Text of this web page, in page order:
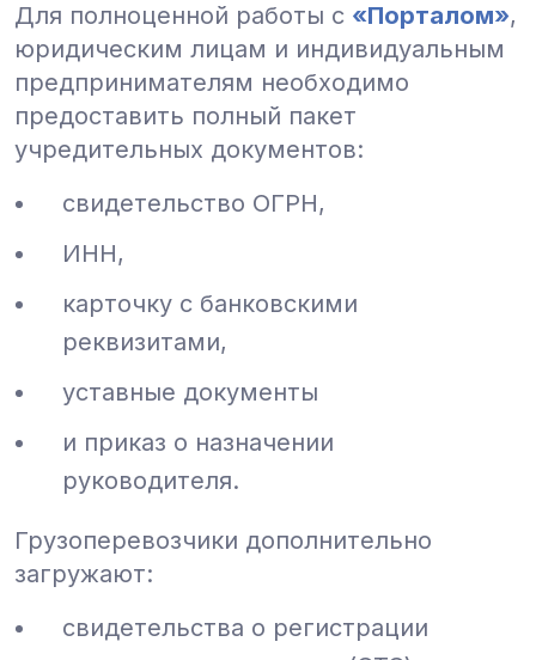
Для полноценной работы с «Порталом»,
юридическим лицам и индивидуальным
предпринимателям необходимо
предоставить полный пакет
учредительных документов:
свидетельство ОГРН,
ИНН,
карточку с банковскими
реквизитами,
уставные документы
и приказ о назначении
руководителя.
Грузоперевозчики дополнительно
загружают:
свидетельства о регистрации